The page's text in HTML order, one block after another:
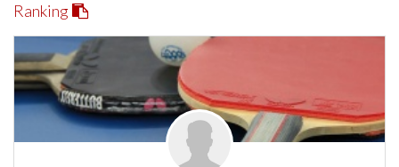
Ranking